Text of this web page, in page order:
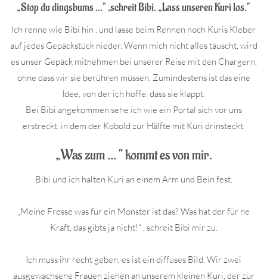
„Stop du dingsbums …“ ,schreit Bibi. „Lass unseren Kuri los.“
Ich renne wie Bibi hin , und lasse beim Rennen noch Kuris Kleber
auf jedes Gepäckstück nieder. Wenn mich nicht alles täuscht, wird
es unser Gepäck mitnehmen bei unserer Reise mit den Chargern,
ohne dass wir sie berühren müssen. Zumindestens ist das eine
Idee, von der ich hoffe, dass sie klappt.
Bei Bibi angekommen sehe ich wie ein Portal sich vor uns
erstreckt, in dem der Kobold zur Hälfte mit Kuri drinsteckt.
„Was zum … “ kommt es von mir.
Bibi und ich halten Kuri an einem Arm und Bein fest.
„Meine Fresse was für ein Monster ist das? Was hat der für ne
Kraft, das gibts ja nicht!“ , schreit Bibi mir zu.
Ich muss ihr recht geben, es ist ein diffuses Bild. Wir zwei
ausgewachsene Frauen ziehen an unserem kleinen Kuri, der zur